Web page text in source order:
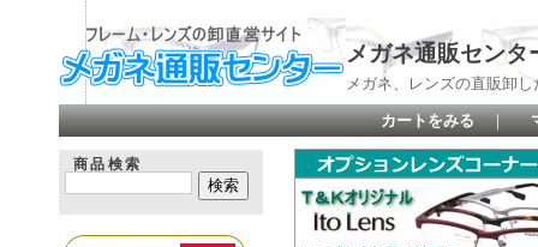
メガネ通販センタ
メガネ、レンズの直販卸
カートをみる ｜
商品検索